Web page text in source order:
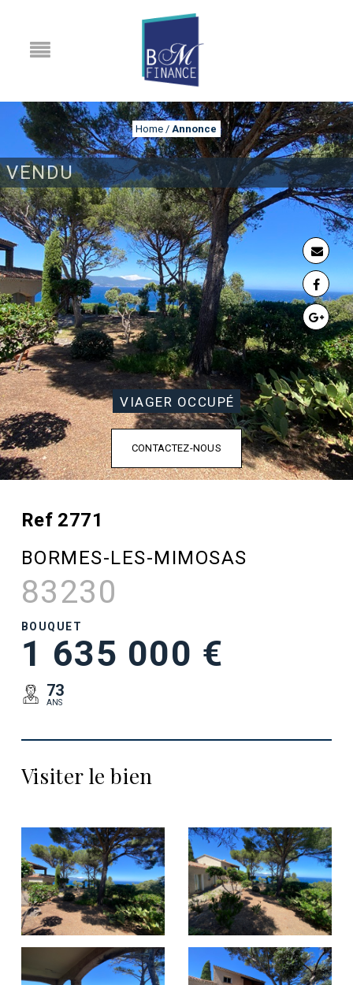
VENDU
Home / Annonce
ANNONCE
VIAGER OCCUPÉ
CONTACTEZ-NOUS
Ref 2771
BORMES-LES-MIMOSAS
83230
BOUQUET
1 635 000 €
73
ANS
Visiter le bien